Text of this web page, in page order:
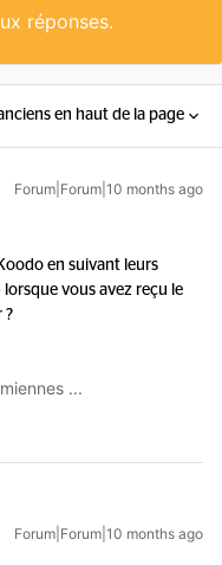
réponses.
en haut de la page
Forum|Forum|10 months ago
en suivant leurs
vous avez reçu le
?
...
Forum|Forum|10 months ago